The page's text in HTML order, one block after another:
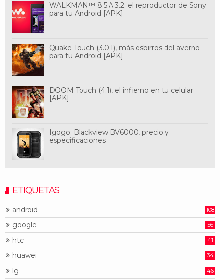
WALKMAN™ 8.5.A.3.2; el reproductor de Sony
para tu Android [APK]
Quake Touch (3.0.1), más esbirros del averno
para tu Android [APK]
DOOM Touch (4.1), el infierno en tu celular
[APK]
Igogo: Blackview BV6000, precio y
especificaciones
ETIQUETAS
android 108
google 56
htc 41
huawei 34
lg 46